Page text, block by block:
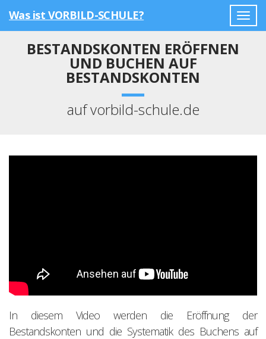
Was ist VORBILD-SCHULE?
BESTANDSKONTEN ERÖFFNEN
UND BUCHEN AUF
BESTANDSKONTEN
auf vorbild-schule.de
In diesem Video werden die Eröffnung der
Bestandskonten und die Systematik des Buchens auf